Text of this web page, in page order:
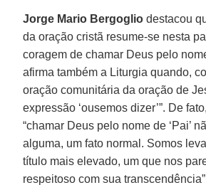
Jorge Mario Bergoglio destacou
da oração cristã resume-se nesta
coragem de chamar Deus pelo
afirma também a Liturgia quando,
oração comunitária da oração de
expressão ‘ousemos dizer’”. De
“chamar Deus pelo nome de ‘Pai’
alguma, um fato normal. Somos
título mais elevado, um que nos
respeitoso com sua